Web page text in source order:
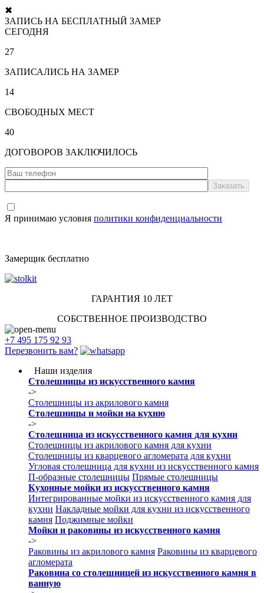
✖
ЗАПИСЬ НА БЕСПЛАТНЫЙ ЗАМЕР
СЕГОДНЯ
27
ЗАПИСАЛИСЬ НА ЗАМЕР
14
СВОБОДНЫХ МЕСТ
40
ДОГОВОРОВ ЗАКЛЮЧИЛОСЬ
Я принимаю условия политики конфиденциальности
Замерщик бесплатно
ГАРАНТИЯ 10 ЛЕТ
СОБСТВЕННОЕ ПРОИЗВОДСТВО
+7 495 175 92 93
Перезвонить вам?
Наши изделия
Столешницы из искусcтвенного камня
->
Столешницы из акрилового камня
Столешницы и мойки на кухню
->
Столешница из искусственного камня для кухни
Столешницы из акрилового камня для кухни
Столешницы из кварцевого агломерата для кухни
Угловая столешница для кухни из искусственного камня
П-образные столешницы Прямые столешницы
Кухонные мойки из искусственного камня
Интегрированные мойки из искусственного камня для
кухни Накладные мойки для кухни из искусственного
камня Поджимные мойки
Мойки и раковины из искусственного камня
->
Раковины из акрилового камня Раковины из кварцевого
агломерата
Раковина со столешницей из искусственного камня в
ванную